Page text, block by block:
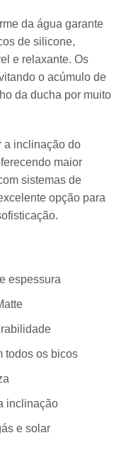
da água garante
de silicone,
e relaxante. Os
o acúmulo de
da ducha por muito
a inclinação do
maior
sistemas de
opção para
espessura
todos os bicos
inclinação
e solar